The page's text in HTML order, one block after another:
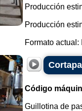
Producción
Producción
Formato actual:
Código
Guillotina de